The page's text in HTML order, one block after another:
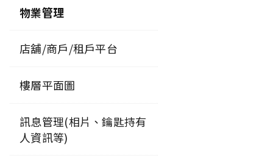
物業管理
店舖/商戶/租戶平台
樓層平面圖
訊息管理(相片、鑰匙持有
人資訊等)